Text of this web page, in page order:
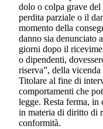
dolo o colpa grave del
perdita parziale o il
momento della
danno sia denunciato
giorni dopo il
o dipendenti,
riserva”, della
Titolare al fine di
comportamenti che
legge. Resta ferma, in
in materia di diritto di
conformità.